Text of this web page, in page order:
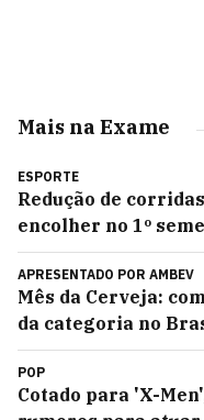
Mais na Exame
ESPORTE
Redução de
encolher no 1º
APRESENTADO POR AMBEV
Mês da Cerveja:
da categoria no
POP
Cotado para 'X-